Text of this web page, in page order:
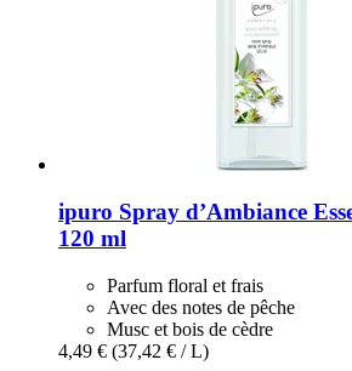
ipuro Spray d’Ambiance
120 ml
Parfum floral et frais
Avec des notes de pêche
Musc et bois de cèdre
4,49 € (37,42 € / L)